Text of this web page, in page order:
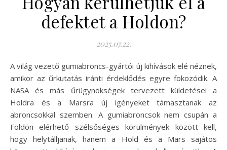
defektet a Holdon?
2025.07.22.
A világ vezető gumiabroncs-gyártói új kihívások elé néznek,
amikor az űrkutatás iránti érdeklődés egyre fokozódik. A
NASA és más űrügynökségek tervezett küldetései a
Holdra és a Marsra új igényeket támasztanak az
abroncsokkal szemben. A gumiabroncsok nem csupán a
Földön elérhető szélsőséges körülmények között kell,
hogy helytálljanak, hanem a Hold és a Mars sajátos